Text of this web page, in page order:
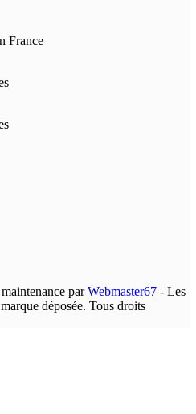
France
parWebmaster67 - Les
déposée. Tous droits